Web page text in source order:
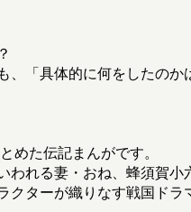
、「具体的に何をしたの
めた伝記まんがです。
れる妻・おね、蜂須賀
ターが織りなす戦国ドラ